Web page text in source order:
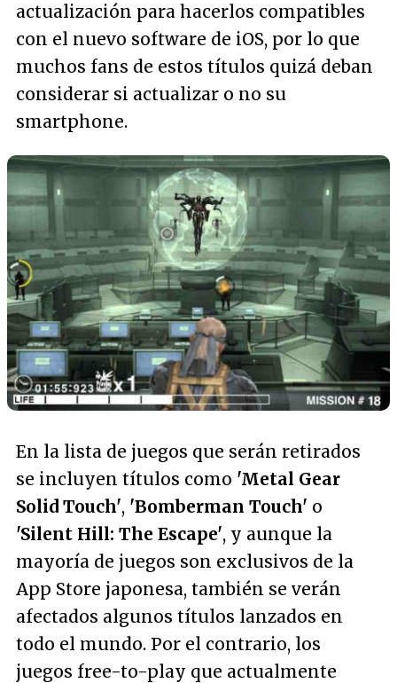
actualización para hacerlos compatibles
con el nuevo software de iOS, por lo que
muchos fans de estos títulos quizá deban
considerar si actualizar o no su
smartphone.
En la lista de juegos que serán retirados
se incluyen títulos como 'Metal Gear
Solid Touch', 'Bomberman Touch' o
'Silent Hill: The Escape', y aunque la
mayoría de juegos son exclusivos de la
App Store japonesa, también se verán
afectados algunos títulos lanzados en
todo el mundo. Por el contrario, los
juegos free-to-play que actualmente